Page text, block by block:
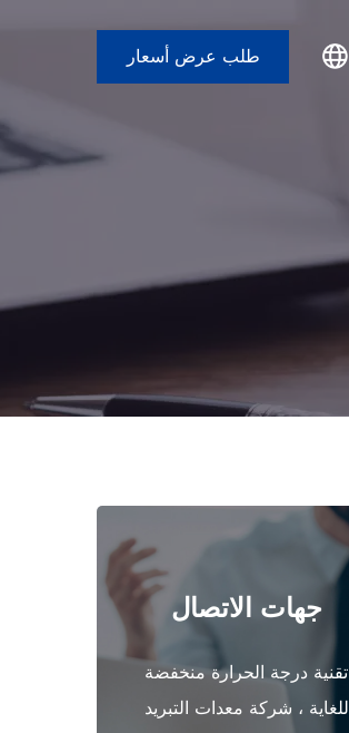
طلب عرض أسعار
جهات الاتصال
تقنية درجة الحرارة منخفضة
للغاية ، شركة معدات التبريد